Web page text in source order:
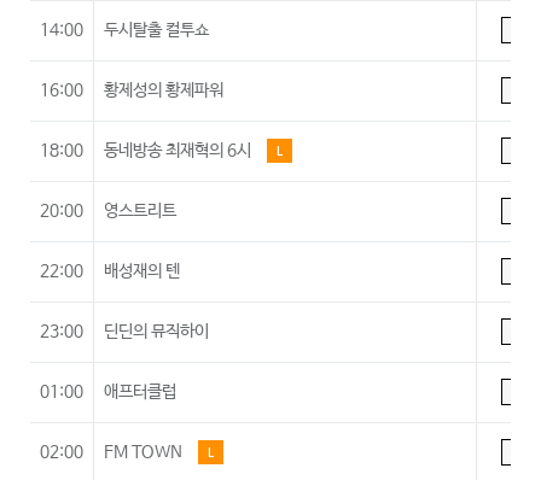
14:00 두시탈출 컬투쇼
16:00 황제성의 황제파워
18:00 동네방송 최재혁의 6시 L
20:00 영스트리트
22:00 배성재의 텐
23:00 딘딘의 뮤직하이
01:00 애프터클럽
02:00 FM TOWN L